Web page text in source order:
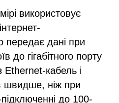
використовує
дані при
до гігабітного порту
кабель і
швидше, ніж при
до 100-